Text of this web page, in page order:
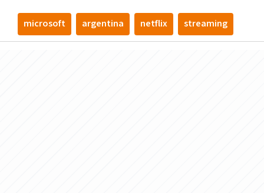
microsoft argentina netflix streaming